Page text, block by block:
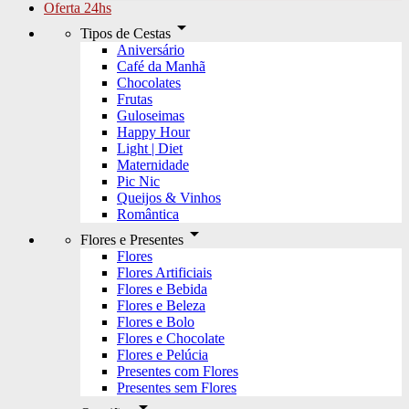
Oferta 24hs
Tipos de Cestas arrow_drop_down
Aniversário
Café da Manhã
Chocolates
Frutas
Guloseimas
Happy Hour
Light | Diet
Maternidade
Pic Nic
Queijos & Vinhos
Romântica
Flores e Presentes arrow_drop_down
Flores
Flores Artificiais
Flores e Bebida
Flores e Beleza
Flores e Bolo
Flores e Chocolate
Flores e Pelúcia
Presentes com Flores
Presentes sem Flores